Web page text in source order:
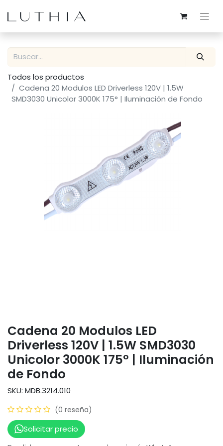
Todos los productos
Cadena 20 Modulos LED Driverless 120V | 1.5W
SMD3030 Unicolor 3000K 175° | Iluminación de Fondo
Cadena 20 Modulos LED
Driverless 120V | 1.5W SMD3030
Unicolor 3000K 175° | Iluminación
de Fondo
SKU: MDB.3214.010
(0 reseña)
Solicitar precio